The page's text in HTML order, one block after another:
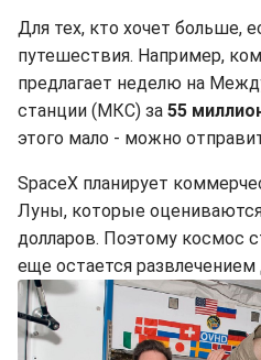
Для тех, кто хочет больше,
путешествия. Например,
предлагает неделю на
станции (МКС) за 55
этого мало - можно
SpaceX планирует
Луны, которые
долларов. Поэтому космос
еще остается развлечением